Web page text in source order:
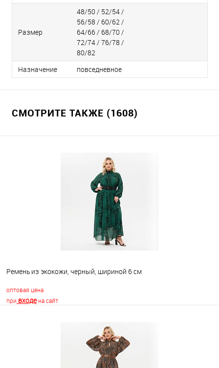
Размер
48/50 / 52/54 /
56/58 / 60/62 /
64/66 / 68/70 /
72/74 / 76/78 /
80/82
Назначение
повседневное
СМОТРИТЕ ТАКЖЕ (1608)
Ремень из экокожи, черный, шириной 6 см
оптовая цена
при входена сайт
В корзину